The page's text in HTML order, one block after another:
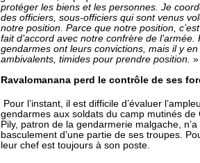
protéger les biens et les personnes. Je
des officiers, sous-officiers qui sont venus
notre position. Parce que notre position,
fait d’accord avec notre confrère de l’armée.
gendarmes ont leurs convictions, mais il y
ambivalents, timides pour prendre position. »
Ravalomanana perd le contrôle de ses
Pour l’instant, il est difficile d’évaluer
gendarmes aux soldats du camp mutinés de
Pily, patron de la gendarmerie malgache,
basculement d’une partie de ses troupes.
leur chef est toujours à son poste.